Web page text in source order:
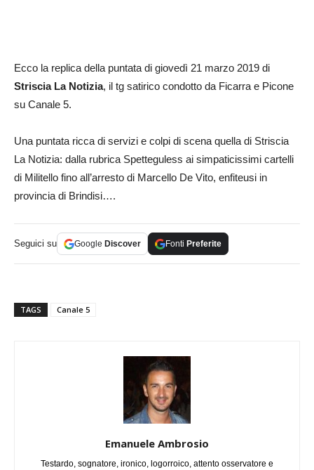
Ecco la replica della puntata di giovedì 21 marzo 2019 di
Striscia La Notizia, il tg satirico condotto da Ficarra e Picone
su Canale 5.
Una puntata ricca di servizi e colpi di scena quella di Striscia
La Notizia: dalla rubrica Spetteguless ai simpaticissimi cartelli
di Militello fino all’arresto di Marcello De Vito, enfiteusi in
provincia di Brindisi….
Seguici su Google Discover Fonti Preferite
TAGS Canale 5
Emanuele Ambrosio
Testardo, sognatore, ironico, logorroico, attento osservatore e